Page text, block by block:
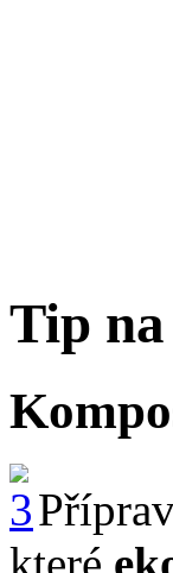
Tip
které